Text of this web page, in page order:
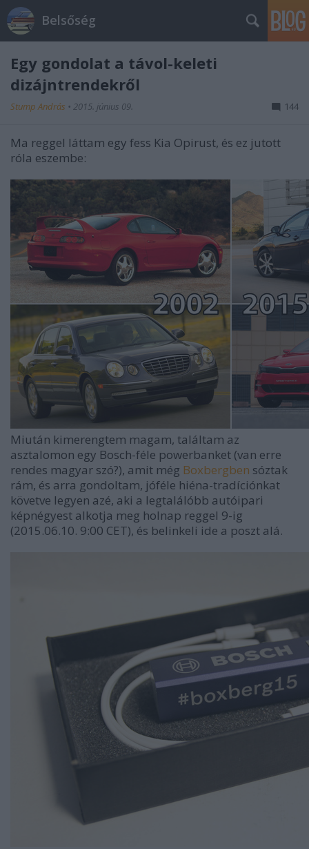
Belsőség
Egy gondolat a távol-keleti
dizájntrendekről
Stump András • 2015. június 09. 144
Ma reggel láttam egy fess Kia Opirust, és ez jutott
róla eszembe:
Miután kimerengtem magam, találtam az
asztalomon egy Bosch-féle powerbanket (van erre
rendes magyar szó?), amit még Boxbergben sóztak
rám, és arra gondoltam, jóféle hiéna-tradíciónkat
követve legyen azé, aki a legtalálóbb autóipari
képnégyest alkotja meg holnap reggel 9-ig
(2015.06.10. 9:00 CET), és belinkeli ide a poszt alá.